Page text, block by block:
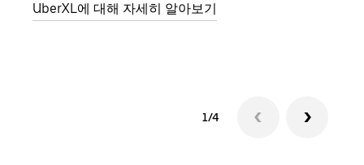
UberXL에 대해 자세히 알아보기
1/4